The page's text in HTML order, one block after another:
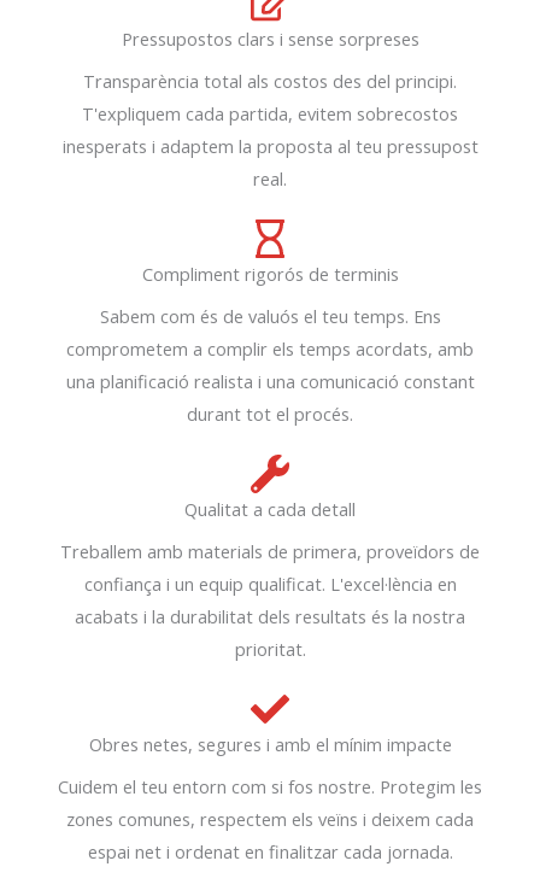
Pressupostos clars i sense sorpreses
Transparència total als costos des del principi.
T'expliquem cada partida, evitem sobrecostos
inesperats i adaptem la proposta al teu pressupost
real.
Compliment rigorós de terminis
Sabem com és de valuós el teu temps. Ens
comprometem a complir els temps acordats, amb
una planificació realista i una comunicació constant
durant tot el procés.
Qualitat a cada detall
Treballem amb materials de primera, proveïdors de
confiança i un equip qualificat. L'excel·lència en
acabats i la durabilitat dels resultats és la nostra
prioritat.
Obres netes, segures i amb el mínim impacte
Cuidem el teu entorn com si fos nostre. Protegim les
zones comunes, respectem els veïns i deixem cada
espai net i ordenat en finalitzar cada jornada.